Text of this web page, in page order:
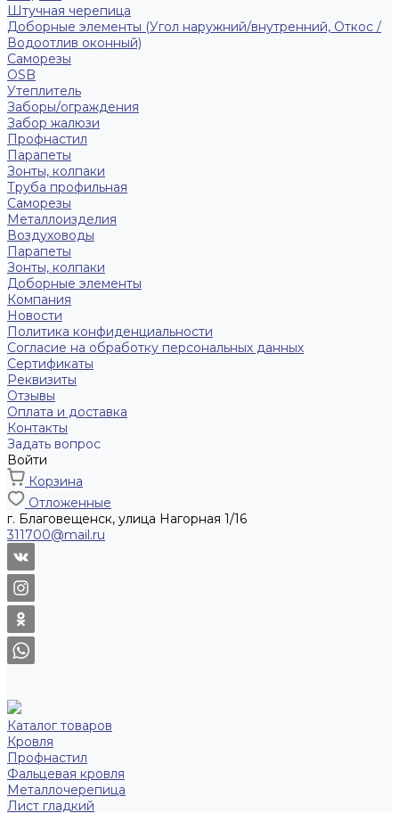
Штучная черепица
Доборные элементы (Угол наружний/внутренний, Откос /
Водоотлив оконный)
Саморезы
OSB
Утеплитель
Заборы/ограждения
Забор жалюзи
Профнастил
Парапеты
Зонты, колпаки
Труба профильная
Саморезы
Металлоизделия
Воздуховоды
Парапеты
Зонты, колпаки
Доборные элементы
Компания
Новости
Политика конфиденциальности
Согласие на обработку персональных данных
Сертификаты
Реквизиты
Отзывы
Оплата и доставка
Контакты
Задать вопрос
Войти
Корзина
Отложенные
г. Благовещенск, улица Нагорная 1/16
311700@mail.ru
Каталог товаров
Кровля
Профнастил
Фальцевая кровля
Металлочерепица
Лист гладкий